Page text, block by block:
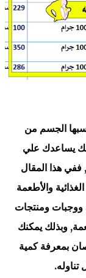
الجسم من
يساعدك علي
هذا المقال
والأطعمة
ومنتجات
وبذلك يمكنك
بمعرفة كمية